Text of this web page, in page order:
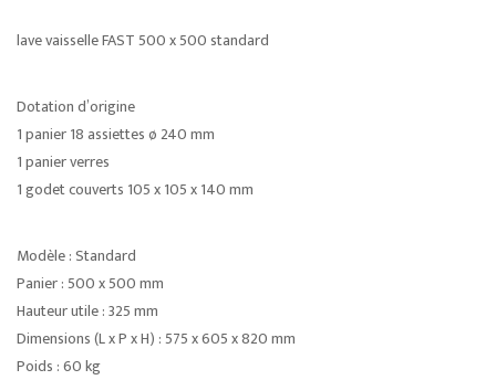
lave vaisselle FAST 500 x 500 standard
Dotation d’origine
1 panier 18 assiettes ø 240 mm
1 panier verres
1 godet couverts 105 x 105 x 140 mm
Modèle : Standard
Panier : 500 x 500 mm
Hauteur utile : 325 mm
Dimensions (L x P x H) : 575 x 605 x 820 mm
Poids : 60 kg